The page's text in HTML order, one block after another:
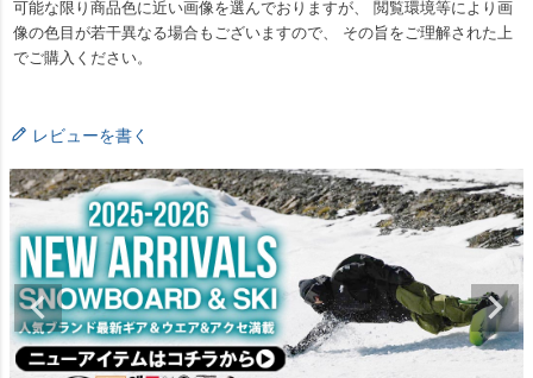
可能な限り商品色に近い画像を選んでおりますが、 閲覧環境等により画
像の色目が若干異なる場合もございますので、 その旨をご理解された上
でご購入ください。
レビューを書く